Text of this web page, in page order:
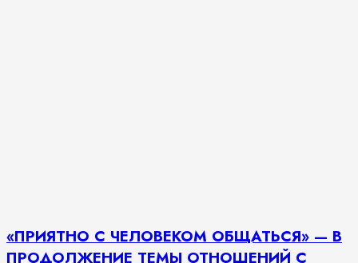
«ПРИЯТНО С ЧЕЛОВЕКОМ ОБЩАТЬСЯ» — В
ПРОДОЛЖЕНИЕ ТЕМЫ ОТНОШЕНИЙ С